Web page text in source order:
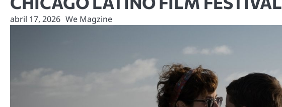
abril 17, 2026 We Magzine